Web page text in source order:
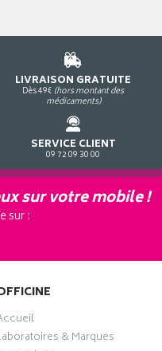
LIVRAISON GRATUITE
Dès 49€ (hors montant des
médicaments)
SERVICE CLIENT
09 72 09 30 00
sur votre mobile !
sur :
& Marques